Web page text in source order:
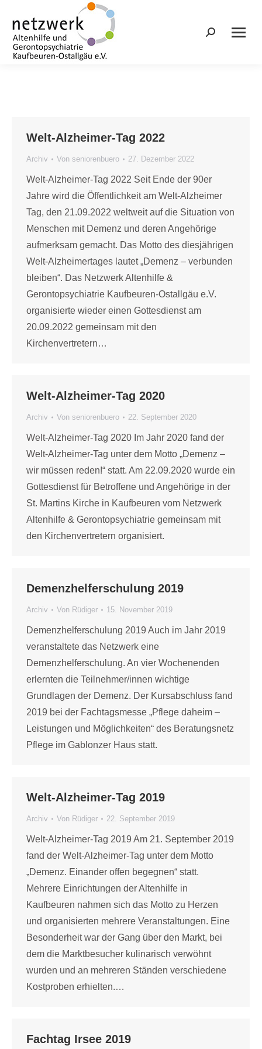
Search:
Welt-Alzheimer-Tag 2022
Archiv Von seniorenbuero 27. Dezember 2022
Welt-Alzheimer-Tag 2022 Seit Ende der 90er
Jahre wird die Öffentlichkeit am Welt-Alzheimer
Tag, den 21.09.2022 weltweit auf die Situation von
Menschen mit Demenz und deren Angehörige
aufmerksam gemacht. Das Motto des diesjährigen
Welt-Alzheimertages lautet „Demenz – verbunden
bleiben“. Das Netzwerk Altenhilfe &
Gerontopsychiatrie Kaufbeuren-Ostallgäu e.V.
organisierte wieder einen Gottesdienst am
20.09.2022 gemeinsam mit den
Kirchenvertretern…
Welt-Alzheimer-Tag 2020
Archiv Von seniorenbuero 22. September 2020
Welt-Alzheimer-Tag 2020 Im Jahr 2020 fand der
Welt-Alzheimer-Tag unter dem Motto „Demenz –
wir müssen reden!“ statt. Am 22.09.2020 wurde ein
Gottesdienst für Betroffene und Angehörige in der
St. Martins Kirche in Kaufbeuren vom Netzwerk
Altenhilfe & Gerontopsychiatrie gemeinsam mit
den Kirchenvertretern organisiert.
Demenzhelferschulung 2019
Archiv Von Rüdiger 15. November 2019
Demenzhelferschulung 2019 Auch im Jahr 2019
veranstaltete das Netzwerk eine
Demenzhelferschulung. An vier Wochenenden
erlernten die Teilnehmer/innen wichtige
Grundlagen der Demenz. Der Kursabschluss fand
2019 bei der Fachtagsmesse „Pflege daheim –
Leistungen und Möglichkeiten“ des Beratungsnetz
Pflege im Gablonzer Haus statt.
Welt-Alzheimer-Tag 2019
Archiv Von Rüdiger 22. September 2019
Welt-Alzheimer-Tag 2019 Am 21. September 2019
fand der Welt-Alzheimer-Tag unter dem Motto
„Demenz. Einander offen begegnen“ statt.
Mehrere Einrichtungen der Altenhilfe in
Kaufbeuren nahmen sich das Motto zu Herzen
und organisierten mehrere Veranstaltungen. Eine
Besonderheit war der Gang über den Markt, bei
dem die Marktbesucher kulinarisch verwöhnt
wurden und an mehreren Ständen verschiedene
Kostproben erhielten.…
Fachtag Irsee 2019